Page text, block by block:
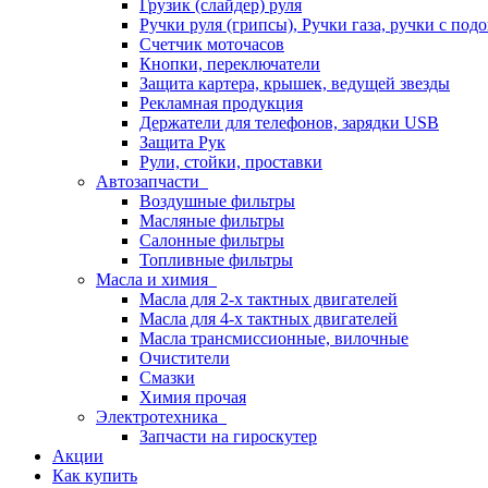
Грузик (слайдер) руля
Ручки руля (грипсы), Ручки газа, ручки с
Счетчик моточасов
Кнопки, переключатели
Защита картера, крышек, ведущей звезды
Рекламная продукция
Держатели для телефонов, зарядки USB
Защита Рук
Рули, стойки, проставки
Автозапчасти
Воздушные фильтры
Масляные фильтры
Салонные фильтры
Топливные фильтры
Масла и химия
Масла для 2-х тактных двигателей
Масла для 4-х тактных двигателей
Масла трансмиссионные, вилочные
Очистители
Смазки
Химия прочая
Электротехника
Запчасти на гироскутер
Акции
Как купить